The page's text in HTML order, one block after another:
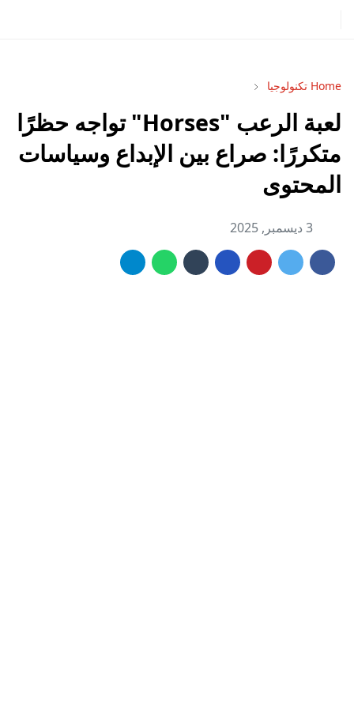
Home تكنولوجيا
لعبة الرعب "Horses" تواجه حظرًا
متكررًا: صراع بين الإبداع وسياسات
المحتوى
3 ديسمبر, 2025